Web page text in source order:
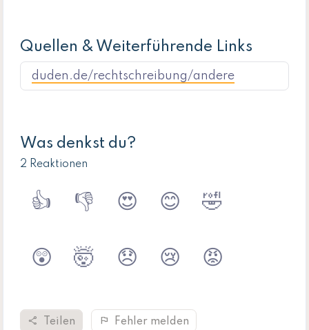
Quellen & Weiterführende Links
duden.de/rechtschreibung/andere
Was denkst du?
2 Reaktionen
👍 👎 😍 😊 🤣
😲 🤯 😞 😢 😡
share Teilen flag Fehler melden